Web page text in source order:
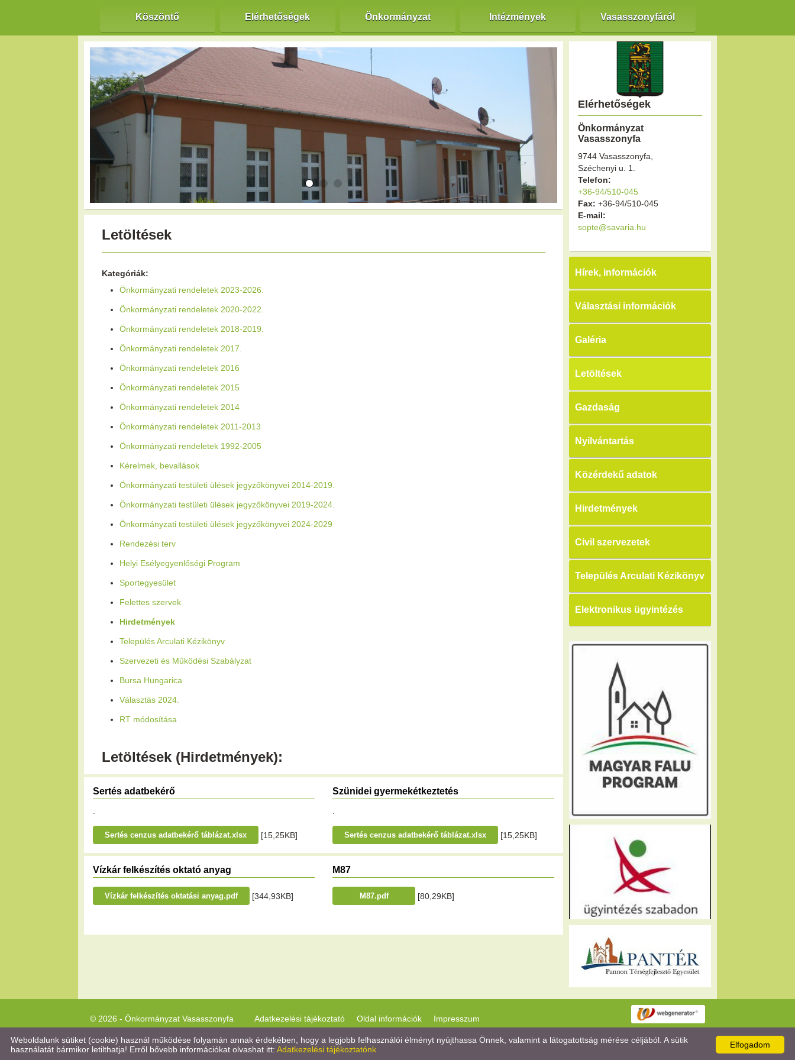
Köszöntő Elérhetőségek Önkormányzat Intézmények Vasasszonyfáról
Letöltések
Kategóriák:
Önkormányzati rendeletek 2023-2026.
Önkormányzati rendeletek 2020-2022.
Önkormányzati rendeletek 2018-2019.
Önkormányzati rendeletek 2017.
Önkormányzati rendeletek 2016
Önkormányzati rendeletek 2015
Önkormányzati rendeletek 2014
Önkormányzati rendeletek 2011-2013
Önkormányzati rendeletek 1992-2005
Kérelmek, bevallások
Önkormányzati testületi ülések jegyzőkönyvei 2014-2019.
Önkormányzati testületi ülések jegyzőkönyvei 2019-2024.
Önkormányzati testületi ülések jegyzőkönyvei 2024-2029
Rendezési terv
Helyi Esélyegyenlőségi Program
Sportegyesület
Felettes szervek
Hirdetmények
Település Arculati Kézikönyv
Szervezeti és Működési Szabályzat
Bursa Hungarica
Választás 2024.
RT módosítása
Letöltések (Hirdetmények):
Sertés adatbekérő
.
Sertés cenzus adatbekérő táblázat.xlsx [15,25KB]
Szünidei gyermekétkeztetés
.
Sertés cenzus adatbekérő táblázat.xlsx [15,25KB]
Vízkár felkészítés oktató anyag
Vízkár felkészítés oktatási anyag.pdf [344,93KB]
M87
M87.pdf [80,29KB]
Elérhetőségek
Önkormányzat
Vasasszonyfa
9744 Vasasszonyfa,
Széchenyi u. 1.
Telefon:
+36-94/510-045
Fax: +36-94/510-045
E-mail:
sopte@savaria.hu
Hírek, információk
Választási információk
Galéria
Letöltések
Gazdaság
Nyilvántartás
Közérdekű adatok
Hirdetmények
Civil szervezetek
Település Arculati Kézikönyv
Elektronikus ügyintézés
© 2026 - Önkormányzat Vasasszonyfa Adatkezelési tájékoztató Oldal információk Impresszum
Keresés az oldal tartalmában
Elfogadom
Weboldalunk sütiket (cookie) használ működése folyamán annak érdekében, hogy a legjobb felhasználói élményt nyújthassa Önnek, valamint a látogatottság mérése céljából. A sütik
használatát bármikor letilthatja! Erről bővebb információkat olvashat itt: Adatkezelési tájékoztatónk